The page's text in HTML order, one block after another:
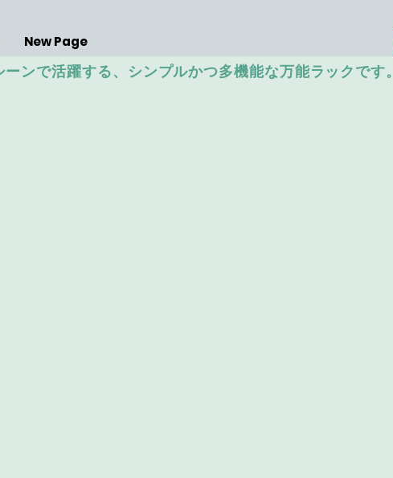
New Page
で活躍する、シンプルかつ多機能な万能ラックです。